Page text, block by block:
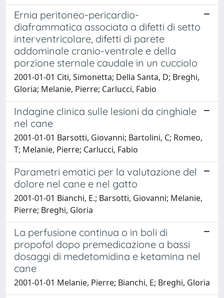
Ernia peritoneo-pericardio-
diaframmatica associata a difetti di setto
interventricolare, difetti di parete
addominale cranio-ventrale e della
porzione sternale caudale in un cucciolo
2001-01-01 Citi, Simonetta; Della Santa, D; Breghi,
Gloria; Melanie, Pierre; Carlucci, Fabio
Indagine clinica sulle lesioni da cinghiale
nel cane
2001-01-01 Barsotti, Giovanni; Bartolini, C; Romeo,
T; Melanie, Pierre; Carlucci, Fabio
Parametri ematici per la valutazione del
dolore nel cane e nel gatto
2001-01-01 Bianchi, E.; Barsotti, Giovanni; Melanie,
Pierre; Breghi, Gloria
La perfusione continua o in boli di
propofol dopo premedicazione a bassi
dosaggi di medetomidina e ketamina nel
cane
2001-01-01 Melanie, Pierre; Bianchi, E; Breghi, Gloria